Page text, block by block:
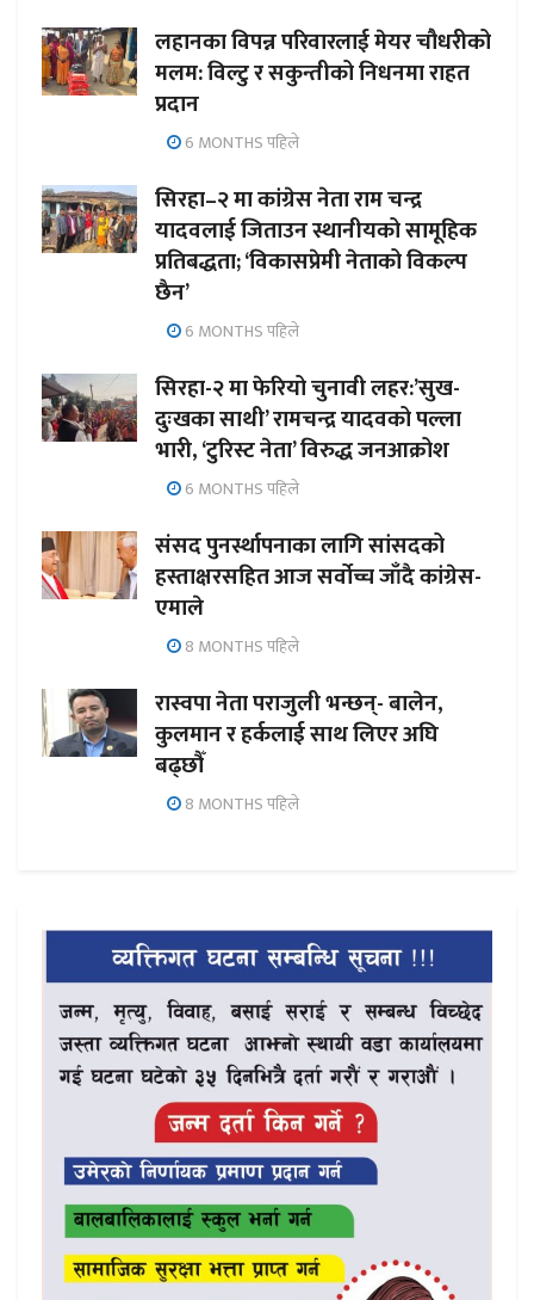
लहानका विपन्न परिवारलाई मेयर चौधरीको
मलम: विल्टु र सकुन्तीको निधनमा राहत
प्रदान
6 MONTHS पहिले
सिरहा–२ मा कांग्रेस नेता राम चन्द्र
यादवलाई जिताउन स्थानीयको सामूहिक
प्रतिबद्धता; ‘विकासप्रेमी नेताको विकल्प
छैन’
6 MONTHS पहिले
सिरहा-२ मा फेरियो चुनावी लहर:’सुख-
दुःखका साथी’ रामचन्द्र यादवको पल्ला
भारी, ‘टुरिस्ट नेता’ विरुद्ध जनआक्रोश
6 MONTHS पहिले
संसद पुनर्स्थापनाका लागि सांसदको
हस्ताक्षरसहित आज सर्वोच्च जाँदै कांग्रेस-
एमाले
8 MONTHS पहिले
रास्वपा नेता पराजुली भन्छन्- बालेन,
कुलमान र हर्कलाई साथ लिएर अघि
बढ्छौँ
8 MONTHS पहिले